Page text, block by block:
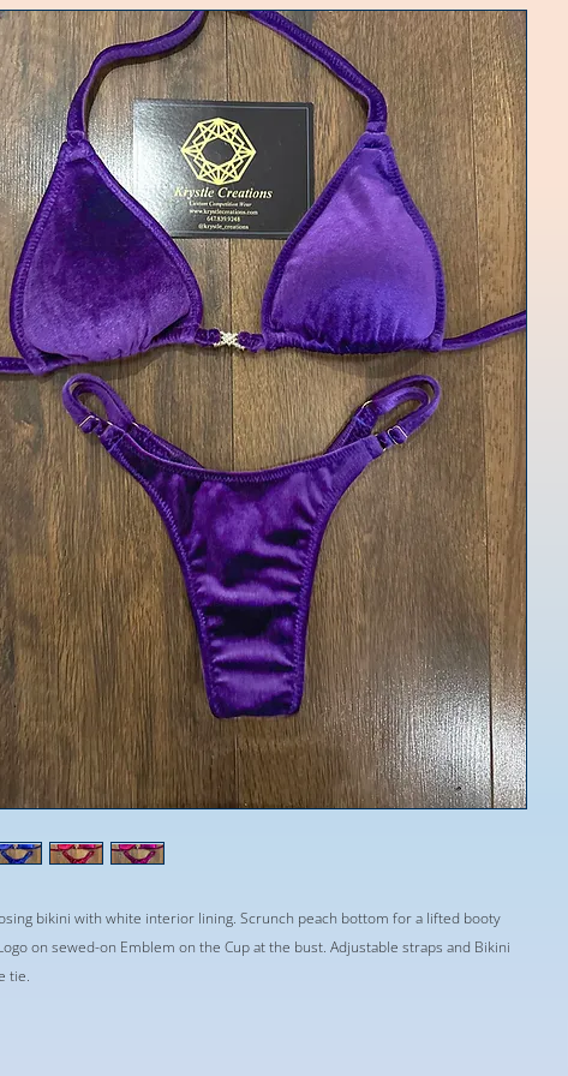
bikini with white interior lining. Scrunch peach bottom for a lifted booty
on sewed-on Emblem on the Cup at the bust. Adjustable straps and Bikini
tie.